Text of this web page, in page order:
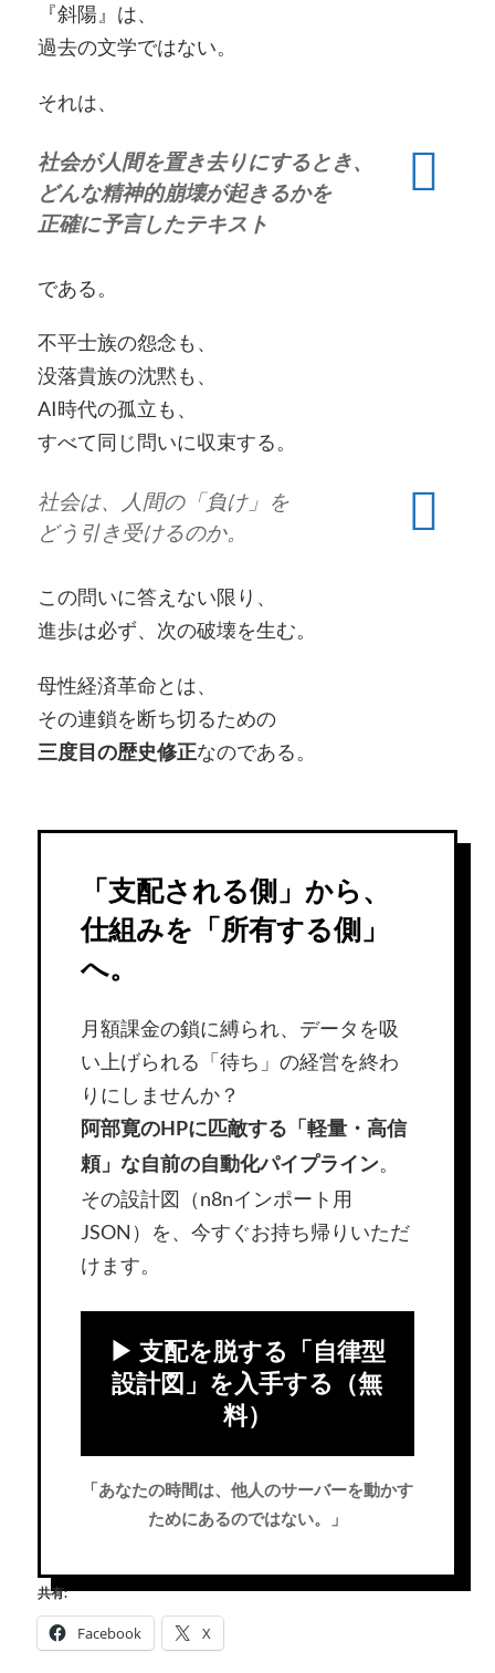
『斜陽』は、
過去の文学ではない。
それは、
社会が人間を置き去りにするとき、
どんな精神的崩壊が起きるかを
正確に予言したテキスト
である。
不平士族の怨念も、
没落貴族の沈黙も、
AI時代の孤立も、
すべて同じ問いに収束する。
社会は、人間の「負け」を
どう引き受けるのか。
この問いに答えない限り、
進歩は必ず、次の破壊を生む。
母性経済革命とは、
その連鎖を断ち切るための
三度目の歴史修正なのである。
「支配される側」から、
仕組みを「所有する側」
へ。
月額課金の鎖に縛られ、データを吸
い上げられる「待ち」の経営を終わ
りにしませんか？
阿部寛のHPに匹敵する「軽量・高信
頼」な自前の自動化パイプライン。
その設計図（n8nインポート用
JSON）を、今すぐお持ち帰りいただ
けます。
▶ 支配を脱する「自律型
設計図」を入手する（無
料）
「あなたの時間は、他人のサーバーを動かす
ためにあるのではない。」
共有:
Facebook X